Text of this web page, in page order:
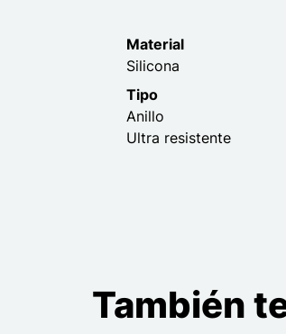
Material
Silicona
Tipo
Anillo
Ultra resistente
También